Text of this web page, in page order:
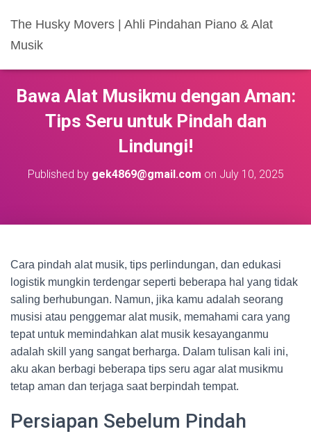
The Husky Movers | Ahli Pindahan Piano & Alat
Musik
Bawa Alat Musikmu dengan Aman:
Tips Seru untuk Pindah dan
Lindungi!
Published by gek4869@gmail.com on July 10, 2025
Cara pindah alat musik, tips perlindungan, dan edukasi
logistik mungkin terdengar seperti beberapa hal yang tidak
saling berhubungan. Namun, jika kamu adalah seorang
musisi atau penggemar alat musik, memahami cara yang
tepat untuk memindahkan alat musik kesayanganmu
adalah skill yang sangat berharga. Dalam tulisan kali ini,
aku akan berbagi beberapa tips seru agar alat musikmu
tetap aman dan terjaga saat berpindah tempat.
Persiapan Sebelum Pindah